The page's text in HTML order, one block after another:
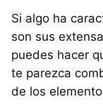
Si algo ha
son sus
puedes hacer
te parezca
de los